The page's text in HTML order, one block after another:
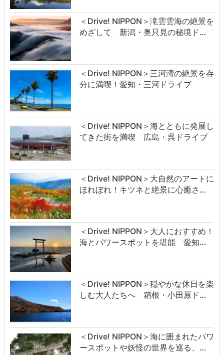
＜Drive! NIPPON＞滝雲雲海の絶景を
めざして 新潟・奥只見の秘境ド…
＜Drive! NIPPON＞三河湾の絶景を存
分に満喫！愛知・三河ドライブ
＜Drive! NIPPON＞海とともに発展し
てきた街を満喫 広島・呉ドライブ
＜Drive! NIPPON＞大自然のアートに
ほれぼれ！キツネと絶景に心癒さ…
＜Drive! NIPPON＞大人におすすめ！
海とパワースポットを堪能 愛知…
＜Drive! NIPPON＞穏やかな休日を楽
しむ大人たちへ 箱根・小田原ド…
＜Drive! NIPPON＞海に囲まれたパワ
ースポットや妖怪の世界を巡る、…